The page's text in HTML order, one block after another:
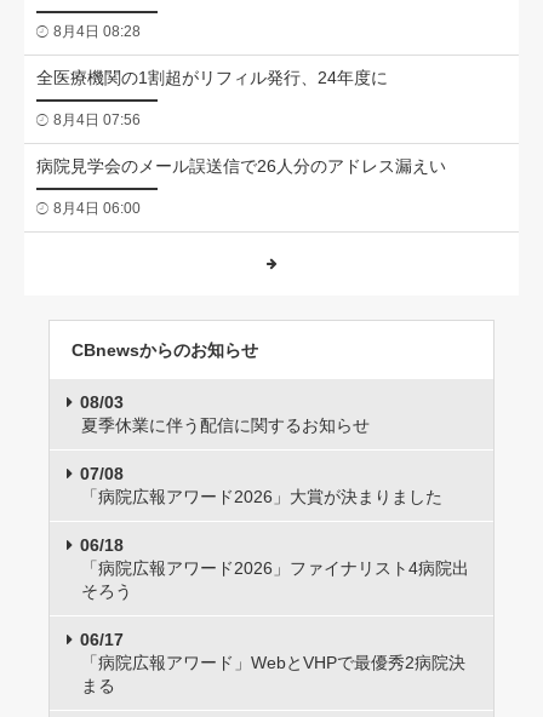
8月4日 08:28
全医療機関の1割超がリフィル発行、24年度に
8月4日 07:56
病院見学会のメール誤送信で26人分のアドレス漏えい
8月4日 06:00
CBnewsからのお知らせ
08/03
夏季休業に伴う配信に関するお知らせ
07/08
「病院広報アワード2026」大賞が決まりました
06/18
「病院広報アワード2026」ファイナリスト4病院出
そろう
06/17
「病院広報アワード」WebとVHPで最優秀2病院決
まる